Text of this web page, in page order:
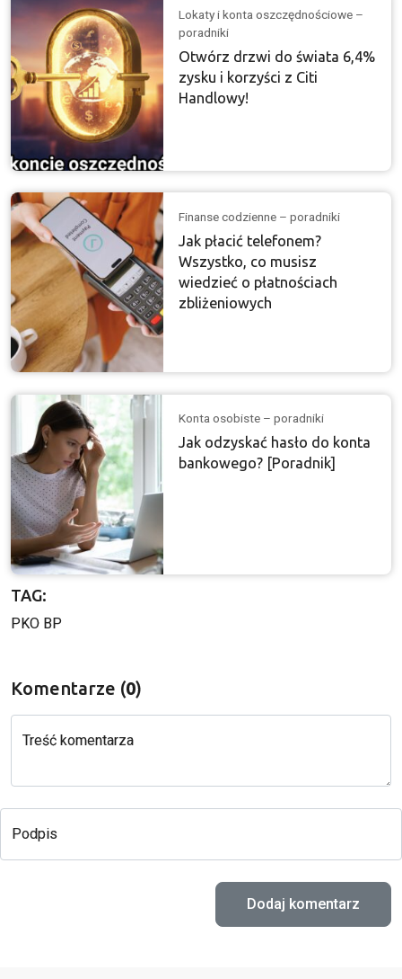
Lokaty i konta oszczędnościowe –
poradniki
Otwórz drzwi do świata 6,4%
zysku i korzyści z Citi
Handlowy!
Finanse codzienne – poradniki
Jak płacić telefonem?
Wszystko, co musisz
wiedzieć o płatnościach
zbliżeniowych
Konta osobiste – poradniki
Jak odzyskać hasło do konta
bankowego? [Poradnik]
TAG:
PKO BP
Komentarze (0)
Treść komentarza
Podpis